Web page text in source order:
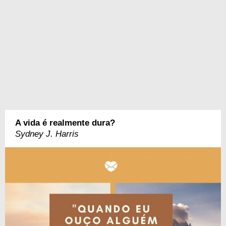
A vida é realmente dura?
Sydney J. Harris